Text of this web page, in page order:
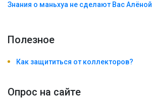
Знания о маньхуа не сделают Вас Алëной
Полезноe
Как защититься от коллекторов?
Опрос на сайте